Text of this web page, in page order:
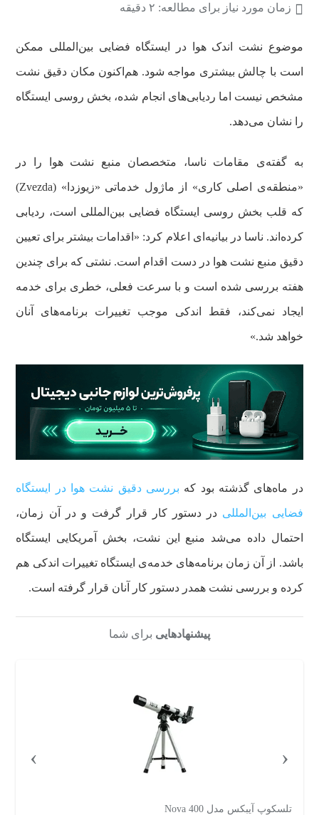
زمان مورد نیاز برای مطالعه: ۲ دقیقه
موضوع نشت اندک هوا در ایستگاه فضایی بین‌المللی ممکن
است با چالش بیشتری مواجه شود. هم‌اکنون مکان دقیق نشت
مشخص نیست اما ردیابی‌های انجام شده، بخش روسی ایستگاه
را نشان می‌دهد.
به گفته‌ی مقامات ناسا، متخصصان منبع نشت هوا را در
«منطقه‌ی اصلی کاری» از ماژول خدماتی «زیوزدا» (Zvezda)
که قلب بخش روسی ایستگاه فضایی بین‌المللی است، ردیابی
کرده‌اند. ناسا در بیانیه‌ای اعلام کرد: «اقدامات بیشتر برای تعیین
دقیق منبع نشت هوا در دست اقدام است. نشتی که برای چندین
هفته بررسی شده است و با سرعت فعلی، خطری برای خدمه
ایجاد نمی‌کند، فقط اندکی موجب تغییرات برنامه‌های آنان
خواهد شد.»
در ماه‌های گذشته بود که بررسی دقیق نشت هوا در ایستگاه
فضایی بین‌المللی در دستور کار قرار گرفت و در آن زمان،
احتمال داده می‌شد منبع این نشت، بخش آمریکایی ایستگاه
باشد. از آن زمان برنامه‌های خدمه‌ی ایستگاه تغییرات اندکی هم
کرده و بررسی نشت همدر دستور کار آنان قرار گرفته است.
پیشنهادهایی برای شما
تلسکوپ زیتازی مدل F30070M
‹
›